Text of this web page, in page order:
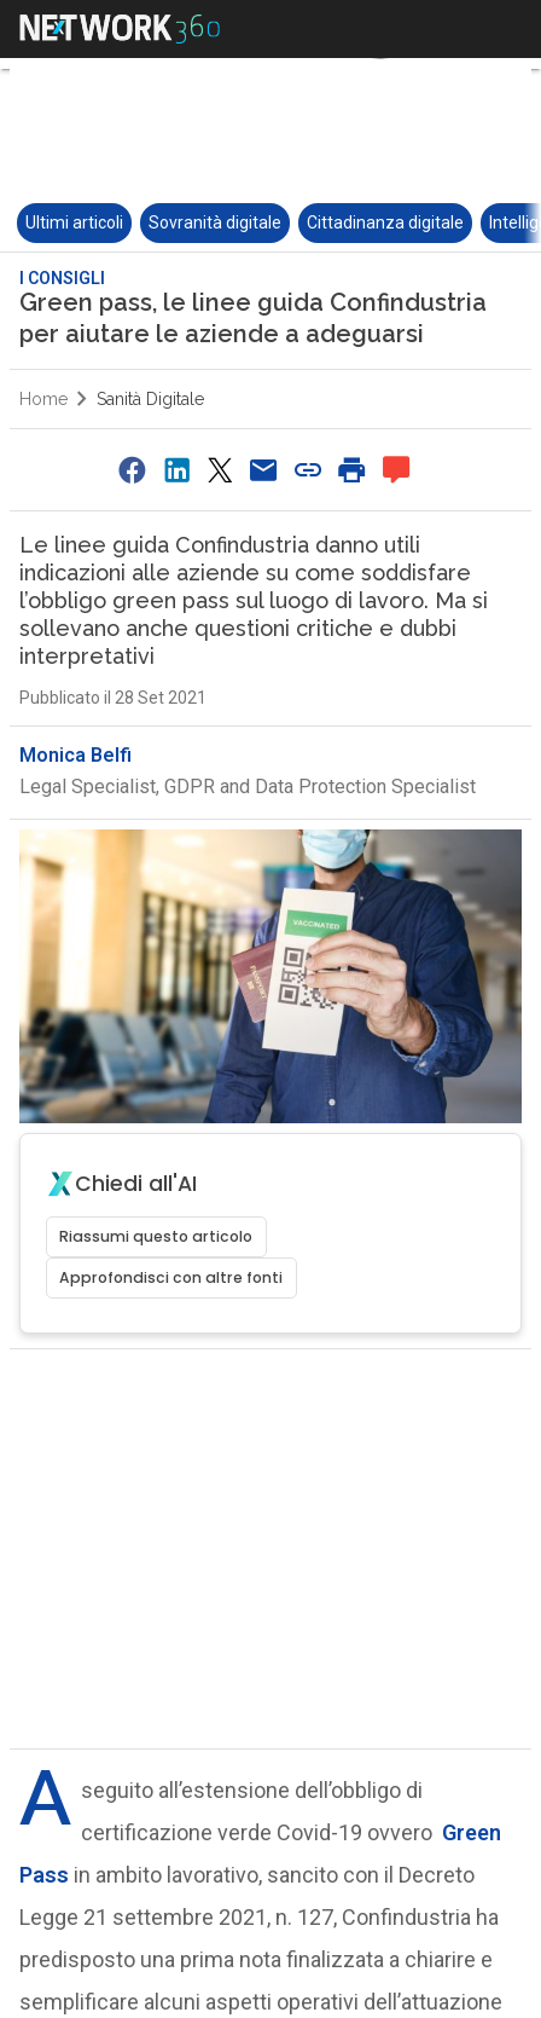
Ultimi articoli Sovranità digitale Cittadinanza digitale
I CONSIGLI
Green pass, le linee guida Confindustria
per aiutare le aziende a adeguarsi
Home Sanità Digitale
Le linee guida Confindustria danno utili
indicazioni alle aziende su come soddisfare
l’obbligo green pass sul luogo di lavoro. Ma si
sollevano anche questioni critiche e dubbi
interpretativi
Pubblicato il 28 Set 2021
Monica Belfi
Legal Specialist, GDPR and Data Protection Specialist
Chiedi all'AI
Riassumi questo articolo
Approfondisci con altre fonti
A seguito all’estensione dell’obbligo di
certificazione verde Covid-19 ovvero Green
Pass in ambito lavorativo, sancito con il Decreto
Legge 21 settembre 2021, n. 127, Confindustria ha
predisposto una prima nota finalizzata a chiarire e
semplificare alcuni aspetti operativi dell’attuazione